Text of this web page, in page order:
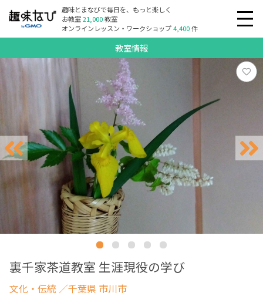
趣味とまなびで毎日を、もっと楽しく
お教室21,000教室
オンラインレッスン・ワークショップ4,400件
教室情報
裏千家茶道教室 生涯現役の学び
文化・伝統 ／千葉県 市川市